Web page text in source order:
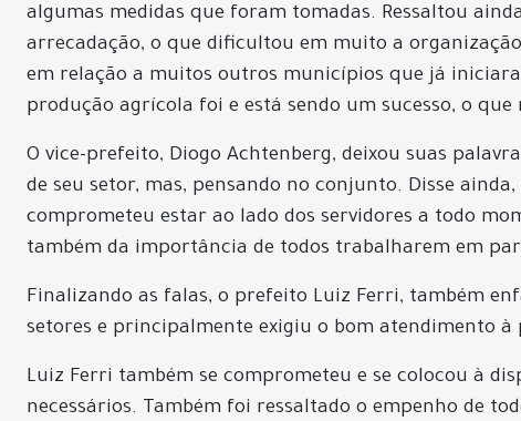
algumas medidas que foram tomadas. Ressaltou
arrecadação, o que dificultou em muito a
em relação a muitos outros municípios que já
produção agrícola foi e está sendo um sucesso, o
O vice-prefeito, Diogo Achtenberg, deixou suas
de seu setor, mas, pensando no conjunto. Disse
comprometeu estar ao lado dos servidores a todo
também da importância de todos trabalharem em
Finalizando as falas, o prefeito Luiz Ferri, também
setores e principalmente exigiu o bom atendimento
Luiz Ferri também se comprometeu e se colocou à
necessários. Também foi ressaltado o empenho de